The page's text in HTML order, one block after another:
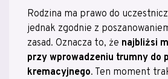
Rodzina ma prawo do
jednak zgodnie z
zasad. Oznacza to, że najbliżsi
przy wprowadzeniu trumny do
kremacyjnego. Ten moment